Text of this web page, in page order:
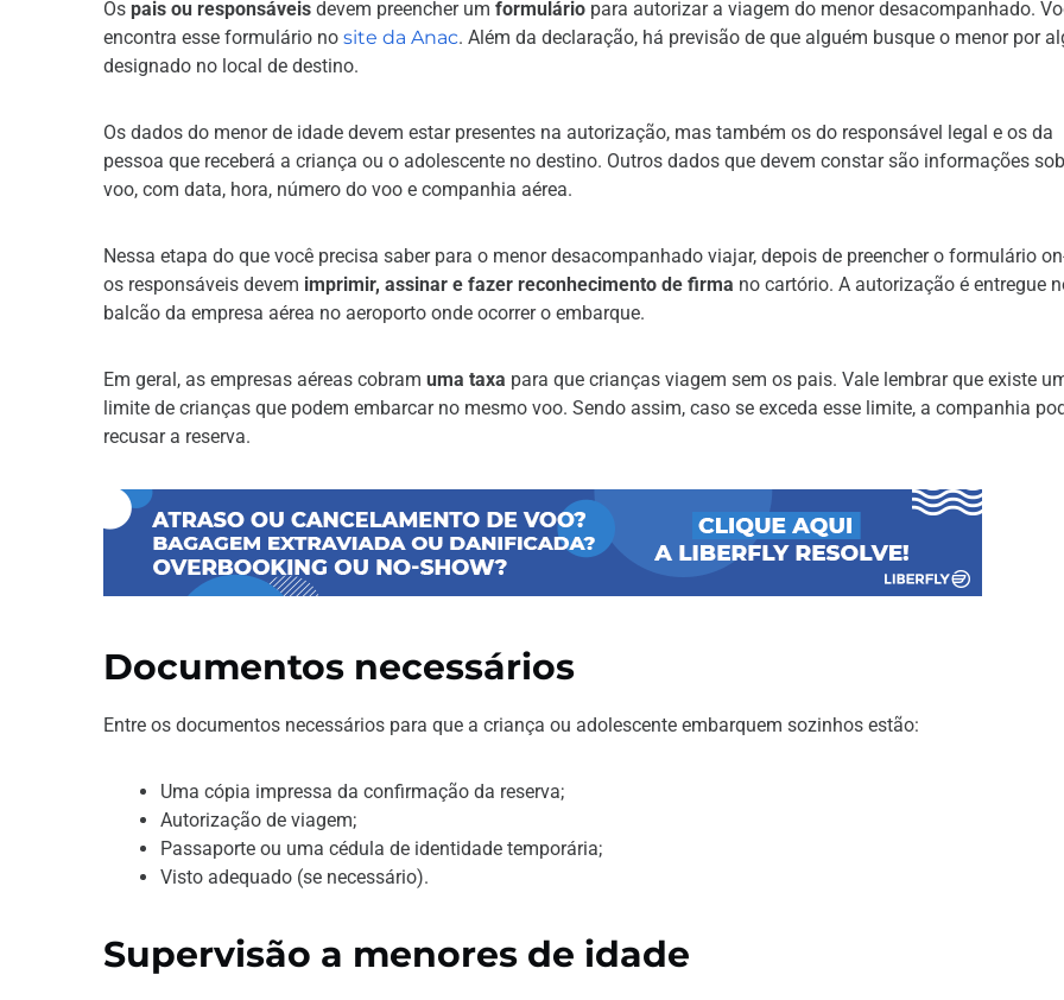
Os pais ou responsáveis devem preencher um formulário para autorizar a viagem do menor desacompanhado.
encontra esse formulário no site da Anac. Além da declaração, há previsão de que alguém busque o menor por
designado no local de destino.
Os dados do menor de idade devem estar presentes na autorização, mas também os do responsável legal e os da
pessoa que receberá a criança ou o adolescente no destino. Outros dados que devem constar são informações
voo, com data, hora, número do voo e companhia aérea.
Nessa etapa do que você precisa saber para o menor desacompanhado viajar, depois de preencher o formulário
os responsáveis devem imprimir, assinar e fazer reconhecimento de firma no cartório. A autorização é entregue
balcão da empresa aérea no aeroporto onde ocorrer o embarque.
Em geral, as empresas aéreas cobram uma taxa para que crianças viagem sem os pais. Vale lembrar que existe
limite de crianças que podem embarcar no mesmo voo. Sendo assim, caso se exceda esse limite, a companhia
recusar a reserva.
Documentos necessários
Entre os documentos necessários para que a criança ou adolescente embarquem sozinhos estão:
Uma cópia impressa da confirmação da reserva;
Autorização de viagem;
Passaporte ou uma cédula de identidade temporária;
Visto adequado (se necessário).
Supervisão a menores de idade